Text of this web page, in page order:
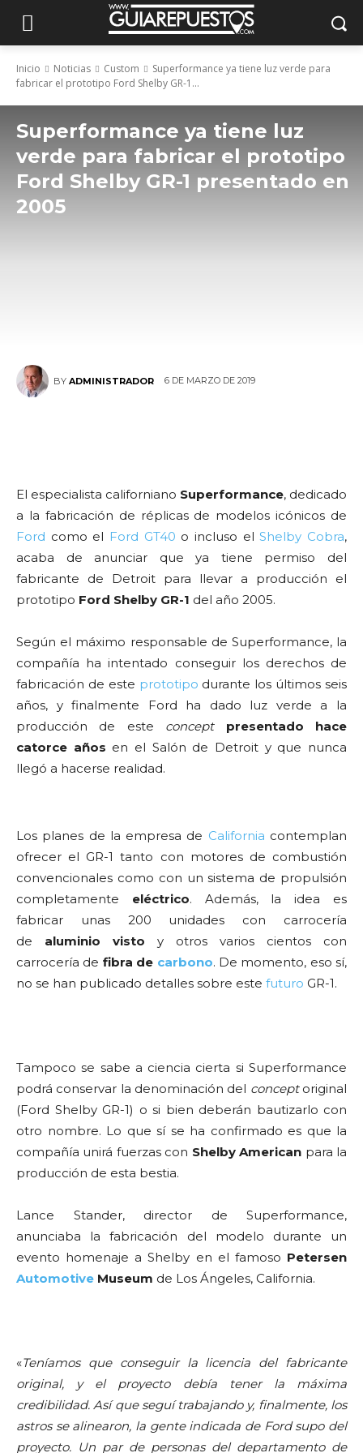
Inicio Noticias Custom
Superformance ya tiene luz verde para
fabricar el prototipo Ford Shelby GR-1...
Superformance ya tiene luz
verde para fabricar el prototipo
Ford Shelby GR-1 presentado en
2005
BY ADMINISTRADOR 6 DE MARZO DE 2019
El especialista californiano Superformance, dedicado
a la fabricación de réplicas de modelos icónicos de
Ford como el Ford GT40 o incluso elShelby Cobra,
acaba de anunciar que ya tiene permiso del
fabricante de Detroit para llevar a producción el
prototipo Ford Shelby GR-1 del año 2005.
Según el máximo responsable de Superformance, la
compañía ha intentado conseguir los derechos de
fabricación de este prototipo durante los últimos seis
años, y finalmente Ford ha dado luz verde a la
producción de este concept
presentado hace
catorce años en el Salón de Detroit y que nunca
llegó a hacerse realidad.
Los planes de la empresa de California contemplan
ofrecer el GR-1 tanto con motores de combustión
convencionales como con un sistema de propulsión
completamente eléctrico. Además, la idea es
fabricar unas 200 unidades con carrocería
de aluminio visto y otros varios cientos con
carrocería de fibra de carbono. De momento, eso sí,
no se han publicado detalles sobre este futuro GR-1.
Tampoco se sabe a ciencia cierta si Superformance
podrá conservar la denominación del conceptoriginal
(Ford Shelby GR-1) o si bien deberán bautizarlo con
otro nombre. Lo que sí se ha confirmado es que la
compañía unirá fuerzas con Shelby American para la
producción de esta bestia.
Lance Stander, director de Superformance,
anunciaba la fabricación del modelo durante un
evento homenaje a Shelby en el famoso Petersen
Automotive Museum de Los Ángeles, California.
«Teníamos que conseguir la licencia del fabricante
original, y el proyecto debía tener la máxima
credibilidad. Así que seguí trabajando y, finalmente, los
astros se alinearon, la gente indicada de Ford supo del
proyecto. Un par de personas del departamento de